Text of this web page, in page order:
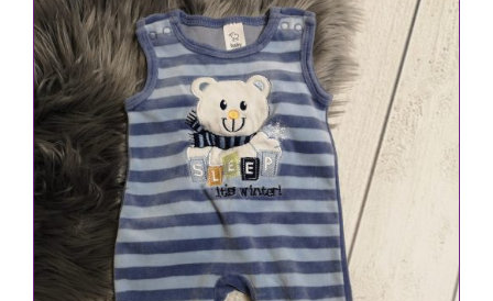
IN DEN WARENKORB / DETAILS